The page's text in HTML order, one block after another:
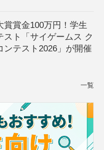
賞賞金100万円！学生
スト「サイゲームス ク
ンテスト2026」が開催
一覧